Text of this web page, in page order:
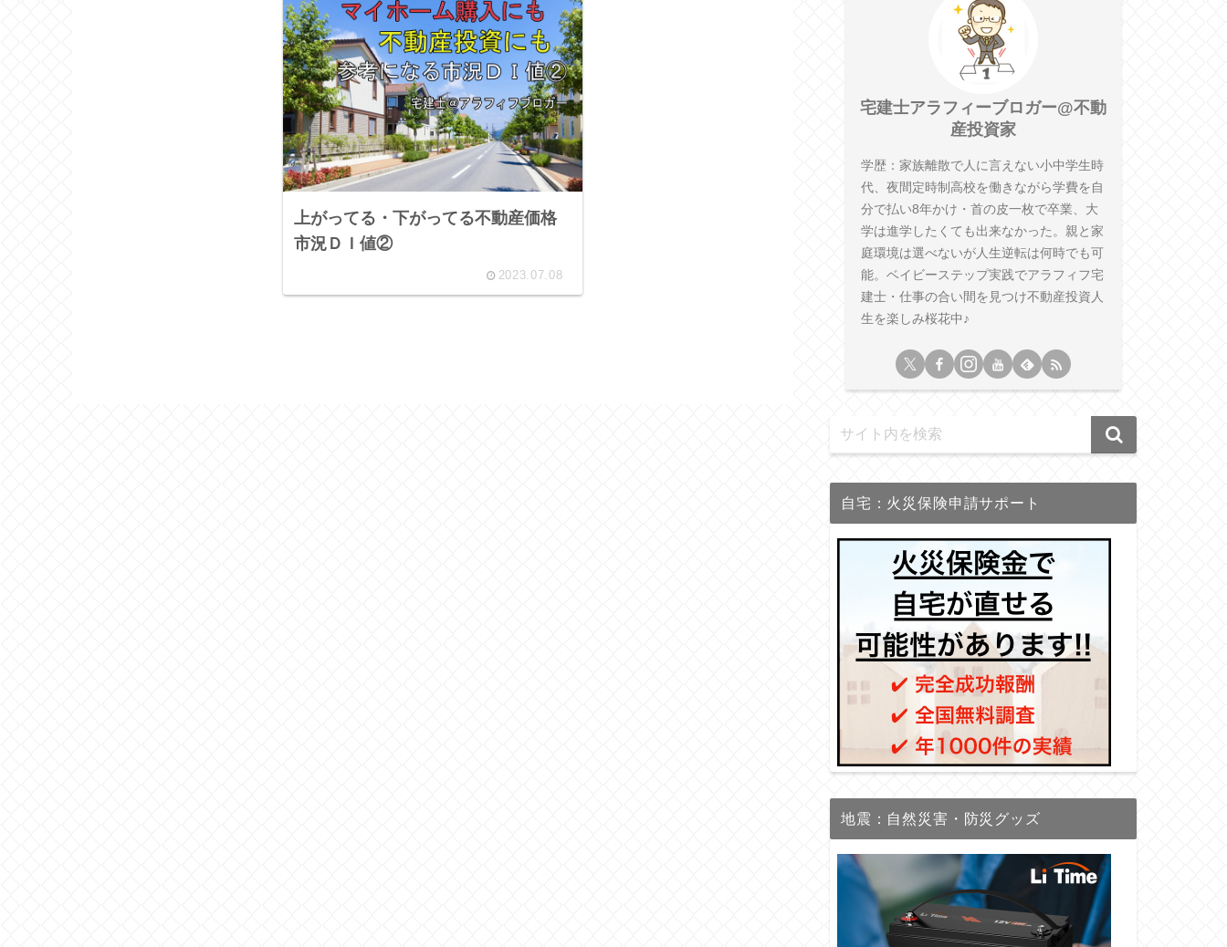
上がってる・下がってる不動産価格
市況ＤＩ値②
2023.07.08
宅建士アラフィーブロガー@不動
産投資家
学歴：家族離散で人に言えない小中学生時
代、夜間定時制高校を働きながら学費を自
分で払い8年かけ・首の皮一枚で卒業、大
学は進学したくても出来なかった。親と家
庭環境は選べないが人生逆転は何時でも可
能。ベイビーステップ実践でアラフィフ宅
建士・仕事の合い間を見つけ不動産投資人
生を楽しみ桜花中♪
自宅：火災保険申請サポート
地震：自然災害・防災グッズ